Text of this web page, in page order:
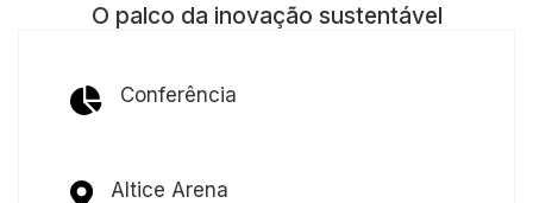
O palco da inovação sustentável
Conferência
Altice Arena